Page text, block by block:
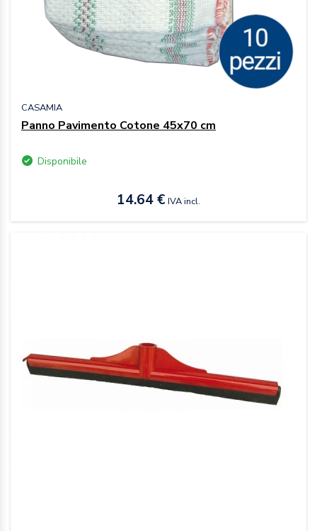
CASAMIA
Panno Pavimento Cotone 45x70 cm
Disponibile
14.64 € IVA incl.